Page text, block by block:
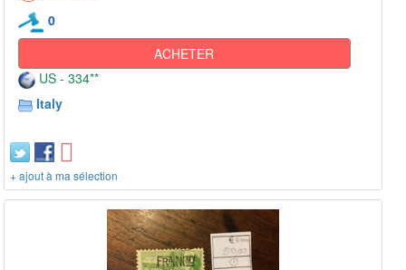
0
ACHETER
US - 334**
Italy
+ ajout à ma sélection